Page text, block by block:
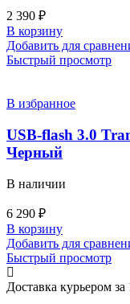
2 390 ₽
В корзину
Добавить для
Быстрый просмотр
В избранное
USB-flash 3.0
Черный
В наличии
6 290 ₽
В корзину
Добавить для
Быстрый просмотр
Доставка курьером за